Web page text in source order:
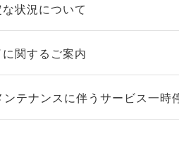
状況について
関するご案内
テナンスに伴うサービス一時